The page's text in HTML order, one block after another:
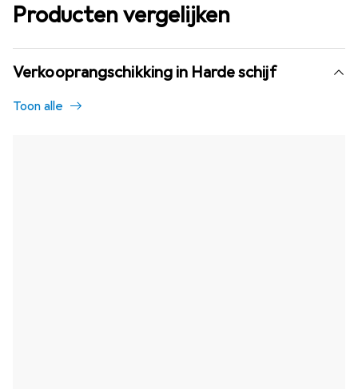
Producten vergelijken
Verkooprangschikking in Harde schijf
Toon alle